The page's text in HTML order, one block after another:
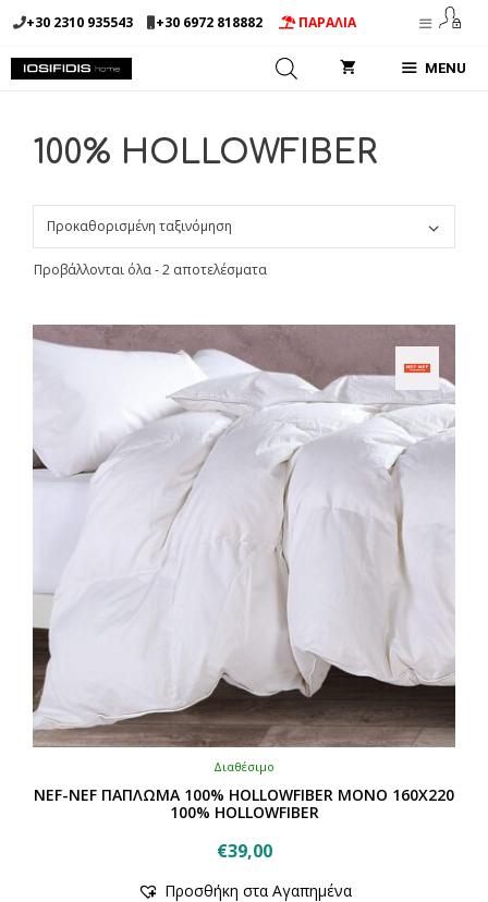
Μετάβαση
σε
περιεχόμενο
+30 2310 935543 +30 6972 818882 ΠΑΡΑΛΙΑ
MENU
100% HOLLOWFIBER
Προβάλλονται όλα - 2 αποτελέσματα
Διαθέσιμο
NEF-NEF ΠΑΠΛΩΜΑ 100% HOLLOWFIBER ΜΟΝΟ 160Χ220
100% HOLLOWFIBER
€39,00
Προσθήκη στα Αγαπημένα